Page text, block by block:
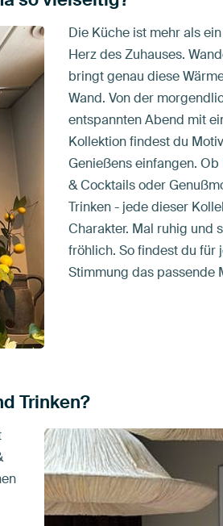
Die Küche ist mehr als
Herz des Zuhauses.
bringt genau diese
Wand. Von der
entspannten Abend mit
Kollektion findest du
Genießens einfangen.
& Cocktails oder
Trinken - jede dieser
Charakter. Mal ruhig und
fröhlich. So findest du für
Stimmung das passende
Trinken?